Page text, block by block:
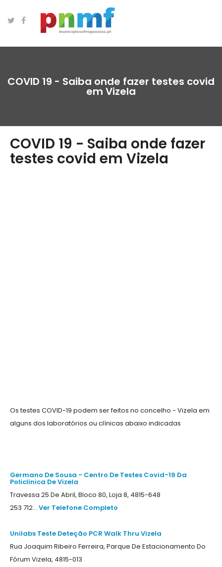
COVID 19 - Saiba onde fazer testes covid
em Vizela
COVID 19 - Saiba onde fazer
testes covid em Vizela
Os testes COVID-19 podem ser feitos no concelho - Vizela em
alguns dos laboratórios ou clínicas abaixo indicadas
Germano De Sousa - Centro De Testes Covid-19 Da
Policlinica De Vizela
Travessa 25 De Abril, Bloco 80, Loja 8, 4815-648
253 712... Ver Telefone Completo
Unilabs Teste Deteção PCR Walk Thru Vizela
Rua Joaquim Ribeiro Ferreira, Parque De Estacionamento Do
Fórum Vizela, 4815-013